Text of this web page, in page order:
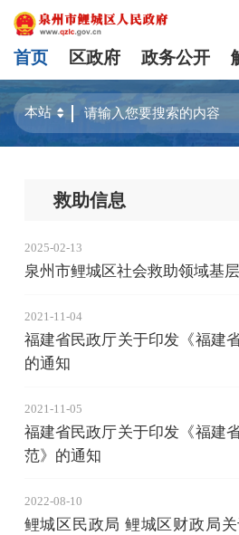
首页 区政府 政务公开
救助信息
2025-02-13
泉州市鲤城区社会救助领域基
2021-11-04
福建省民政厅关于印发《福建
的通知
2021-11-05
福建省民政厅关于印发《福建
范》的通知
2022-08-10
鲤城区民政局 鲤城区财政局